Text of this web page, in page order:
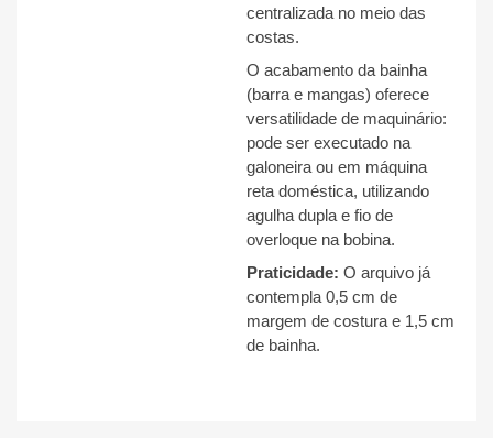
centralizada no meio das
costas.
O acabamento da bainha
(barra e mangas) oferece
versatilidade de maquinário:
pode ser executado na
galoneira ou em máquina
reta doméstica, utilizando
agulha dupla e fio de
overloque na bobina.
Praticidade: O arquivo já
contempla 0,5 cm de
margem de costura e 1,5 cm
de bainha.